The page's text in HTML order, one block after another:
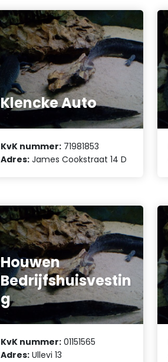
Klencke Auto
KvK nummer: 71981853
Adres: James Cookstraat 14 D
Houwen
Bedrijfshuisvestin
g
KvK nummer: 01151565
Adres: Ullevi 13